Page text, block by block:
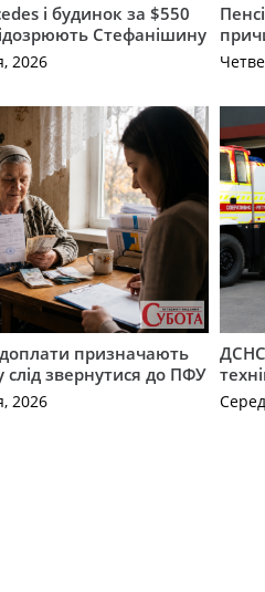
і будинок за $550
Стефанішину
2026
доплати призначають
слід звернутися до ПФУ
2026